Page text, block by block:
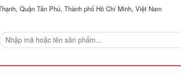
Quận Tân Phú, Thành phố Hồ Chí Minh, Việt Nam